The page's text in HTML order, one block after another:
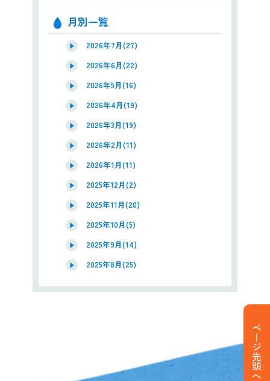
月別一覧
2026年7月(27)
2026年6月(22)
2026年5月(16)
2026年4月(19)
2026年3月(19)
2026年2月(11)
2026年1月(11)
2025年12月(2)
2025年11月(20)
2025年10月(5)
2025年9月(14)
2025年8月(25)
ページ先頭へ